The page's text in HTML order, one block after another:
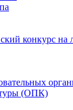
конкурс на
(ОПК)